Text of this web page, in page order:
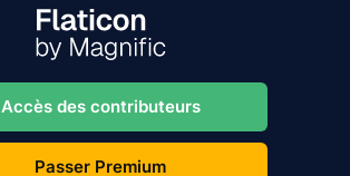
Accès des contributeurs
Passer Premium